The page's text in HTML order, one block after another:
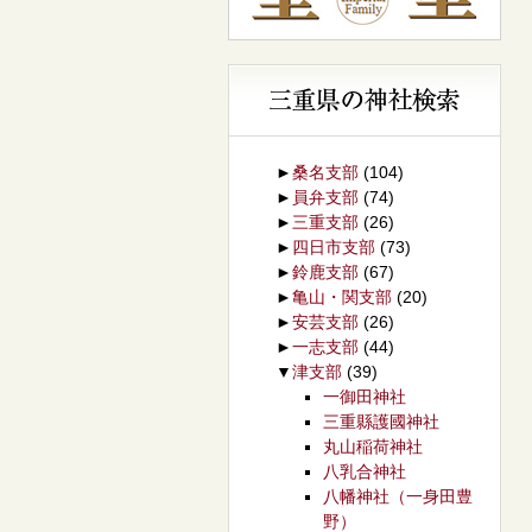
►桑名支部 (104)
► 員弁支部 (74)
► 三重支部 (26)
► 四日市支部 (73)
►鈴鹿支部 (67)
►亀山・関支部 (20)
►安芸支部 (26)
►一志支部 (44)
▼津支部 (39)
一御田神社
三重縣護國神社
丸山稲荷神社
八乳合神社
八幡神社（一身田豊
野）